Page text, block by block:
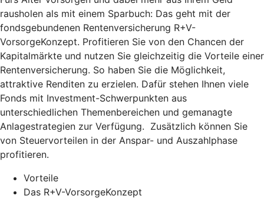
rausholen als mit einem Sparbuch: Das geht mit der
fondsgebundenen Rentenversicherung R+V-
VorsorgeKonzept. Profitieren Sie von den Chancen der
Kapitalmärkte und nutzen Sie gleichzeitig die Vorteile einer
Rentenversicherung. So haben Sie die Möglichkeit,
attraktive Renditen zu erzielen. Dafür stehen Ihnen viele
Fonds mit Investment-Schwerpunkten aus
unterschiedlichen Themenbereichen und gemanagte
Anlagestrategien zur Verfügung. Zusätzlich können Sie
von Steuervorteilen in der Anspar- und Auszahlphase
profitieren.
Vorteile
Das R+V-VorsorgeKonzept